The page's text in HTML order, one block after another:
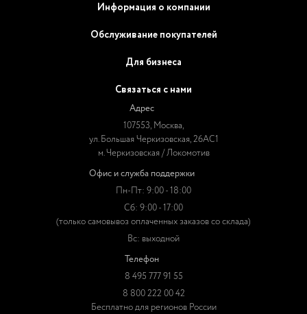
Информация о компании
Обслуживание покупателей
Для бизнеса
Связаться с нами
Адрес
107553, Москва,
ул. Большая Черкизовская, 26АС1
м. Черкизовская / Локомотив
Офис и служба поддержки
Пн-Пт: 9:00 - 18:00
Сб: 9:00 - 17:00
(только самовывоз оплаченных заказов со склада)
Вс: выходной
Телефон
8 495 777 91 55
8 800 222 00 42
Бесплатно для регионов России